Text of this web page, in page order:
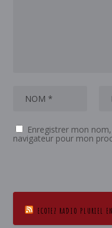
Enregistrer mon
navigateur pour mon
ECOTEZ RADIO PLURIEL